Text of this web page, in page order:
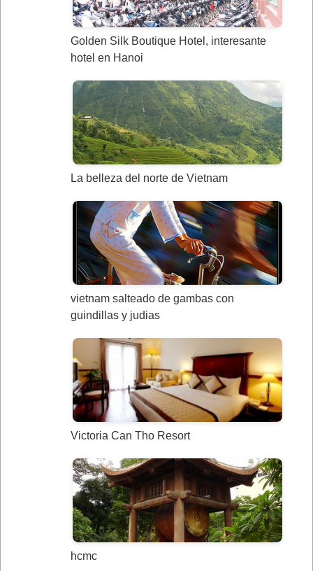
Golden Silk Boutique Hotel, interesante
hotel en Hanoi
La belleza del norte de Vietnam
vietnam salteado de gambas con
guindillas y judias
Victoria Can Tho Resort
hcmc